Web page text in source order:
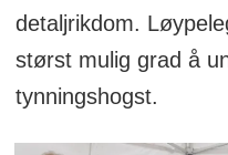
detaljrikdom.
størst mulig grad å
tynningshogst.